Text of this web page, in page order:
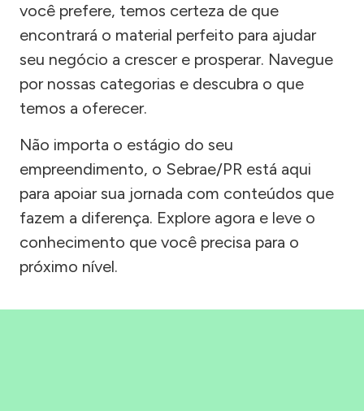
você prefere, temos certeza de que
encontrará o material perfeito para ajudar
seu negócio a crescer e prosperar. Navegue
por nossas categorias e descubra o que
temos a oferecer.
Não importa o estágio do seu
empreendimento, o Sebrae/PR está aqui
para apoiar sua jornada com conteúdos que
fazem a diferença. Explore agora e leve o
conhecimento que você precisa para o
próximo nível.